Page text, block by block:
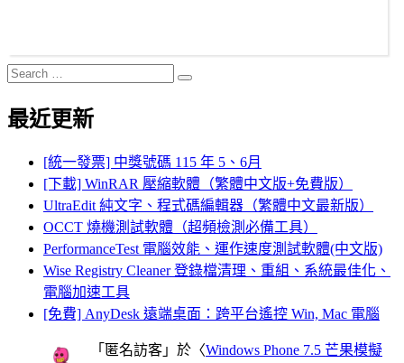
Search
for:
Search
最近更新
[統一發票] 中獎號碼 115 年 5、6月
[下載] WinRAR 壓縮軟體（繁體中文版+免費版）
UltraEdit 純文字、程式碼編輯器（繁體中文最新版）
OCCT 燒機測試軟體（超頻檢測必備工具）
PerformanceTest 電腦效能、運作速度測試軟體(中文版)
Wise Registry Cleaner 登錄檔清理、重組、系統最佳化、
電腦加速工具
[免費] AnyDesk 遠端桌面：跨平台遙控 Win, Mac 電腦
「 匿名訪客 」於〈Windows Phone 7.5 芒果模擬